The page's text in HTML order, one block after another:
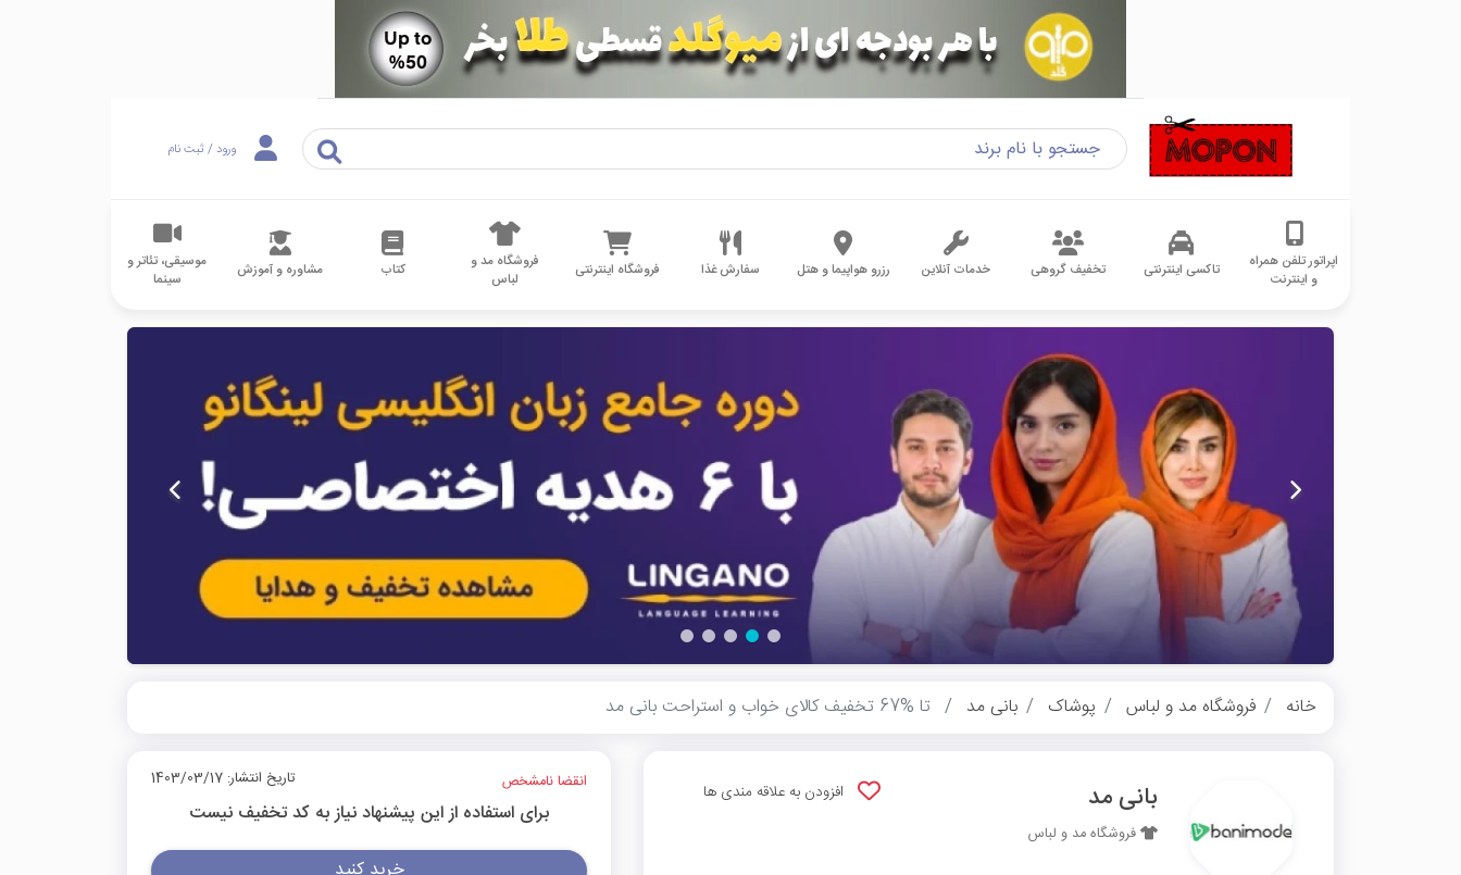
ورود / ثبت نام
اپراتور تلفن همراه
و اینترنت
تاکسی اینترنتی تخفیف گروهی خدمات آنلاین رزرو هواپیما و هتل سفارش غذا فروشگاه اینترنتی
فروشگاه مد و
لباس
کتاب مشاوره و آموزش
موسیقی، تئاتر و
سینما
خانه فروشگاه مد و لباس پوشاک بانی مد تا %67 تخفیف کالای خواب و استراحت بانی مد
بانی مد
فروشگاه مد و لباس
افزودن به علاقه مندی ها انقضا نامشخص تاریخ انتشار: 1403/03/17
برای استفاده از این پیشنهاد نیاز به کد تخفیف نیست